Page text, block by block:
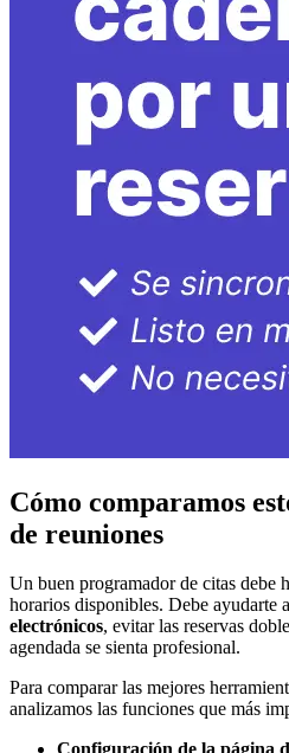
Cómo comparamos
de reuniones
Un buen programador de citas debe
horarios disponibles. Debe ayudarte a
electrónicos, evitar las reservas
agendada se sienta profesional.
Para comparar las mejores
analizamos las funciones que más